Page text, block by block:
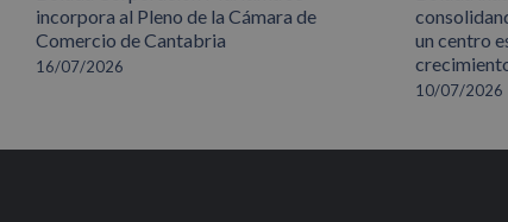
incorpora al Pleno de la Cámara de
Comercio de Cantabria
16/07/2026
un centro
10/07/2026